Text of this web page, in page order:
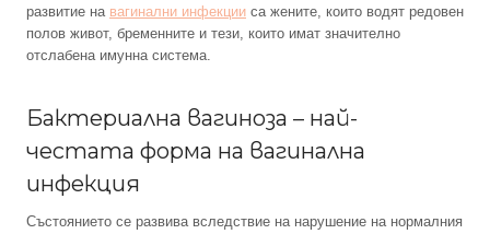
развитие на вагинални инфекции са жените, които водят редовен
полов живот, бременните и тези, които имат значително
отслабена имунна система.
Бактериална вагиноза – най-
честата форма на вагинална
инфекция
Състоянието се развива вследствие на нарушение на нормалния